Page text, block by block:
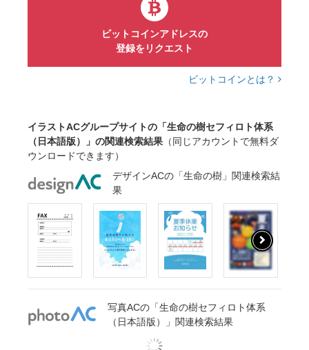
ビットコインアドレスの
登録をリクエスト
ビットコインとは？
イラストACグループサイトの「生命の樹セフィロト体系
（日本語版）」の関連検索結果 （同じアカウントで無料ダ
ウンロードできます）
デザインACの「生命の樹」関連検索結
果
写真ACの「生命の樹セフィロト体系
（日本語版）」関連検索結果